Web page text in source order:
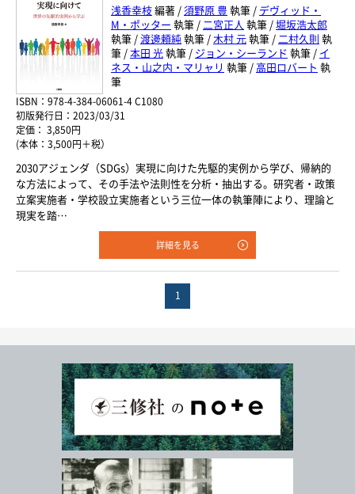
アジア諸語
著者名
言 語
ジャンル
シリーズ レベル
発行年月
年
※5桁の数字を入力してください
Google 立ち読み CD付き
音声DL
検索条件をクリア 検 索
浅香幸枝編著 /須野原 豊 執筆 / デヴィッド・
M・ポッター 執筆 /二宮正人 執筆 /堀坂浩太郎
執筆 /渡邊頼純執筆 /木村 元執筆 /二村久則 執
筆 /本田 光執筆 / ジョン・シーランド 執筆 / イ
ネス・山之内・マリャリ 執筆 / 高田ロバート 執
筆
ISBN：978-4-384-06061-4 C1080
初版発行日：2023/03/31
定価： 3,850円
(本体：3,500円＋税）
2030アジェンダ（SDGs）実現に向けた先駆的実例から学び、帰納的
な方法によって、その手法や法則性を分析・抽出する。研究者・政策
立案実施者・学校設立実施者という三位一体の執筆陣により、理論と
現実を踏…
詳細を見る
1